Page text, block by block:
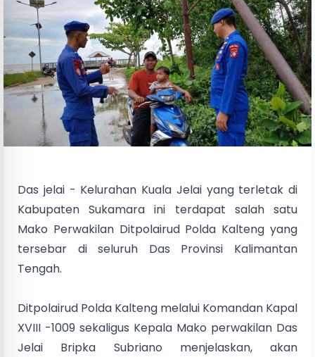
‎Das jelai - Kelurahan Kuala Jelai yang terletak di
Kabupaten Sukamara ini terdapat salah satu
Mako Perwakilan Ditpolairud Polda Kalteng yang
tersebar di seluruh Das Provinsi Kalimantan
Tengah.
‎Ditpolairud Polda Kalteng melalui Komandan Kapal
XVIII -1009 sekaligus Kepala Mako perwakilan Das
Jelai Bripka Subriano menjelaskan, akan